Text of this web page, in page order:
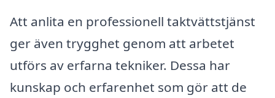
Att anlita en professionell taktvättstjänst
ger även trygghet genom att arbetet
utförs av erfarna tekniker. Dessa har
kunskap och erfarenhet som gör att de